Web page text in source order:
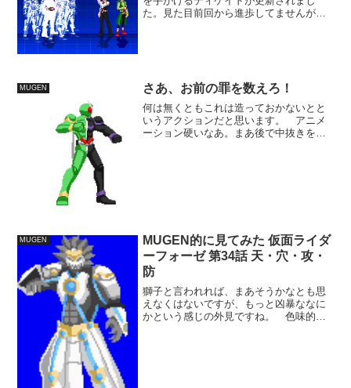
た。見た目前回から進歩してませんが、
MUGEN さあ、お前の罪を数えろ！
何は無くともこれは造っておかないとと
いうアクションだと思います。 アニメ
ーション硬いなあ。まあ後で中抜きを付
MUGEN
MUGEN的に見てみた 仮面ライダ
ーフォーゼ 第34話 天・穴・攻・
防
獅子と言われれば、まあそうかなとも思
えなくはないですが、もっと凶暴ななに
かという感じの外見ですね。 色味的が